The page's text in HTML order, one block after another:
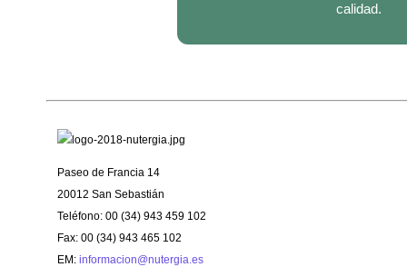
calidad.
Paseo de Francia 14
20012 San Sebastián
Teléfono: 00 (34) 943 459 102
Fax: 00 (34) 943 465 102
EM: informacion@nutergia.es